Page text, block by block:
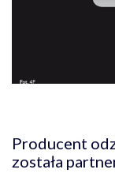
Producent
została